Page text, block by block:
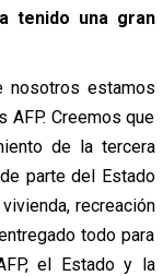
tenido una gran
nosotros estamos
AFP. Creemos que
de la tercera
parte del Estado
recreación
todo para
el Estado y la